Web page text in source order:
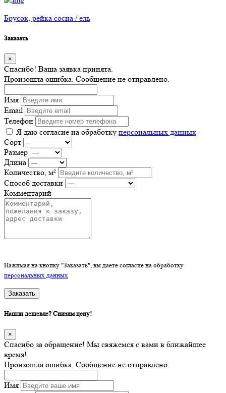
Брусок, рейка сосна / ель
Заказать
×
Спасибо! Ваша заявка принята.
Произошла ошибка. Сообщение не отправлено.
Имя
Email
Телефон
Я даю согласие на обработку персональных данных
Сорт
Размер
Длина
Количество, м²
Способ доставки
Комментарий
Нажимая на кнопку "Заказать", вы даете согласие на обработку
персональных данных
Заказать
Нашли дешевле? Снизим цену!
×
Спасибо за обращение! Мы свяжемся с вами в ближайшее
время!
Произошла ошибка. Сообщение не отправлено.
Имя